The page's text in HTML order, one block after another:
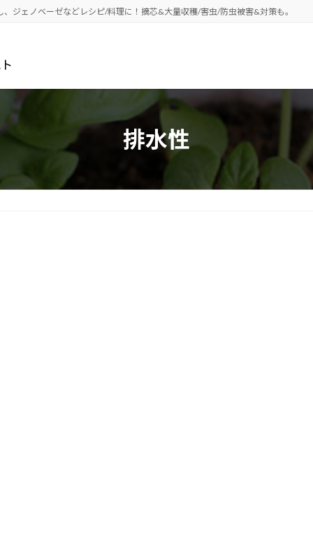
ジェノベーゼなどレシピ/料理に！摘芯&大量収穫/害虫/防虫被害&対策も。
排水性